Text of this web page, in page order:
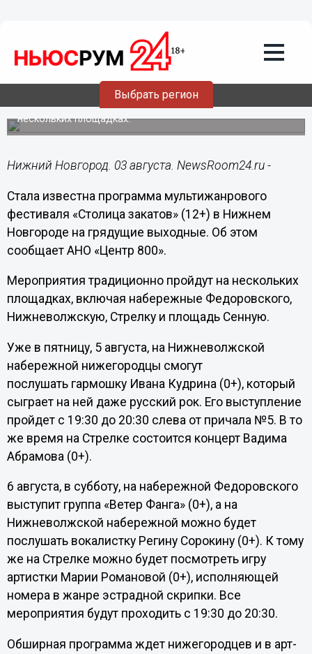
Выбрать регион
Опубликована программа
нижегородского фестиваля «Столица
закатов» с 5 по 7 августа
Выступления и концерты будут организованы на
нескольких площадках.
Нижний Новгород. 03 августа. NewsRoom24.ru -
Стала известна программа мультижанрового
фестиваля «Столица закатов» (12+) в Нижнем
Новгороде на грядущие выходные. Об этом
сообщает АНО «Центр 800».
Мероприятия традиционно пройдут на нескольких
площадках, включая набережные Федоровского,
Нижневолжскую, Стрелку и площадь Сенную.
Уже в пятницу, 5 августа, на Нижневолжской
набережной нижегородцы смогут
послушать гармошку Ивана Кудрина (0+), который
сыграет на ней даже русский рок. Его выступление
пройдет с 19:30 до 20:30 слева от причала №5. В то
же время на Стрелке состоится концерт Вадима
Абрамова (0+).
6 августа, в субботу, на набережной Федоровского
выступит группа «Ветер Фанга» (0+), а на
Нижневолжской набережной можно будет
послушать вокалистку Регину Сорокину (0+). К тому
же на Стрелке можно будет посмотреть игру
артистки Марии Романовой (0+), исполняющей
номера в жанре эстрадной скрипки. Все
мероприятия будут проходить с 19:30 до 20:30.
Обширная программа ждет нижегородцев и в арт-